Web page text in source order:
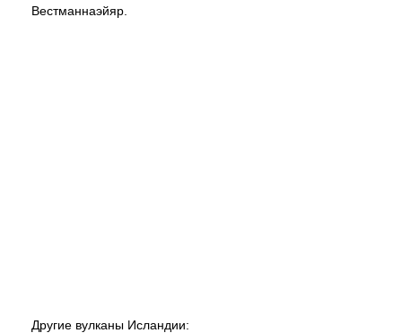
Вестманнаэйяр.
Другие вулканы Исландии: